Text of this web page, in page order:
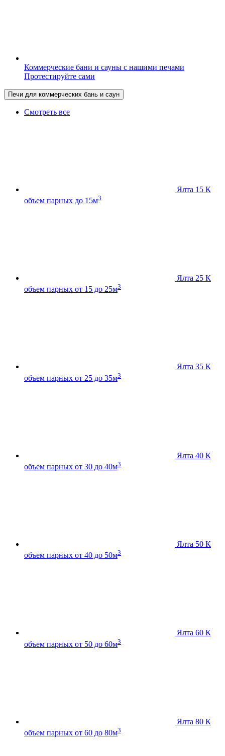
Коммерческие бани и сауны с нашими печами
Протестируйте сами
Печи для коммерческих бань и саун
Смотреть все
Ялта 15 К
объем парных до 15м3
Ялта 25 К
объем парных от 15 до 25м3
Ялта 35 К
объем парных от 25 до 35м3
Ялта 40 К
объем парных от 30 до 40м3
Ялта 50 К
объем парных от 40 до 50м3
Ялта 60 К
объем парных от 50 до 60м3
Ялта 80 К
объем парных от 60 до 80м3